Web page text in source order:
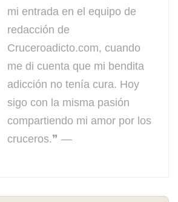
mi entrada en el equipo de
redacción de
Cruceroadicto.com, cuando
me di cuenta que mi bendita
adicción no tenía cura. Hoy
sigo con la misma pasión
compartiendo mi amor por los
cruceros.❞ —